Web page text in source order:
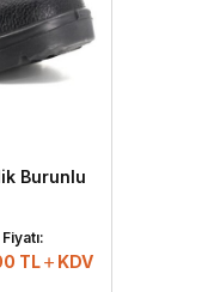
Burunlu
TL KDV